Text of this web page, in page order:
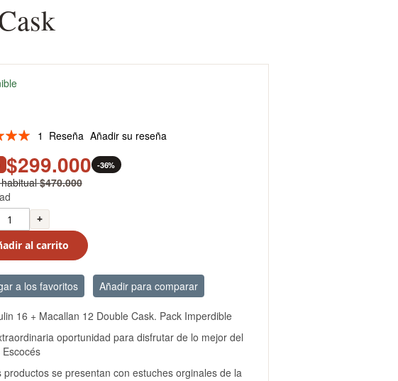
1 Reseña Añadir su reseña
$299.000 -36%
$470.000
+
al carrito
a los favoritos Añadir para comparar
16 + Macallan 12 Double Cask. Pack Imperdible
oportunidad para disfrutar de lo mejor del
productos se presentan con estuches orginales de la